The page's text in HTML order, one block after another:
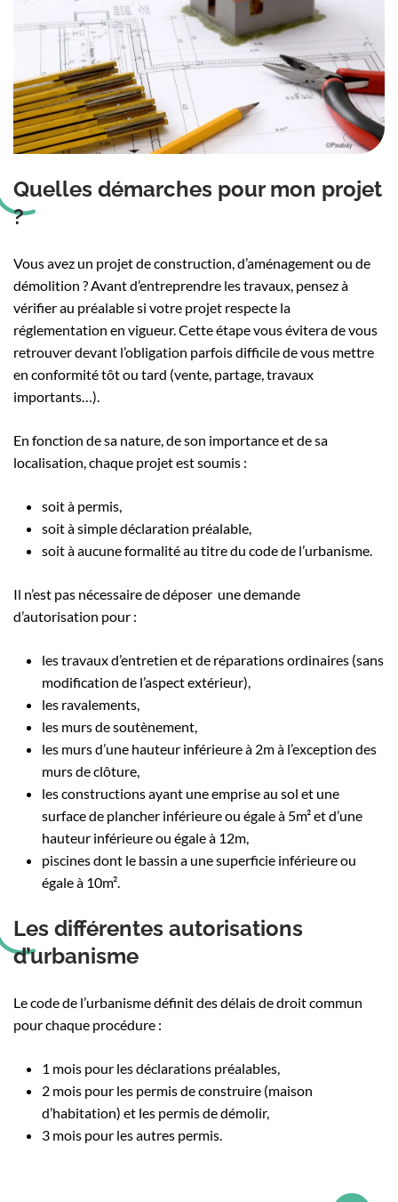
Quelles démarches pour mon projet
?
Vous avez un projet de construction, d’aménagement ou de
démolition ? Avant d’entreprendre les travaux, pensez à
vérifier au préalable si votre projet respecte la
réglementation en vigueur. Cette étape vous évitera de vous
retrouver devant l’obligation parfois difficile de vous mettre
en conformité tôt ou tard (vente, partage, travaux
importants…).
En fonction de sa nature, de son importance et de sa
localisation, chaque projet est soumis :
soit à permis,
soit à simple déclaration préalable,
soit à aucune formalité au titre du code de l’urbanisme.
Il n’est pas nécessaire de déposer une demande
d’autorisation pour :
les travaux d’entretien et de réparations ordinaires (sans
modification de l’aspect extérieur),
les ravalements,
les murs de soutènement,
les murs d’une hauteur inférieure à 2m à l’exception des
murs de clôture,
les constructions ayant une emprise au sol et une
surface de plancher inférieure ou égale à 5m² et d’une
hauteur inférieure ou égale à 12m,
piscines dont le bassin a une superficie inférieure ou
égale à 10m².
Les différentes autorisations
d’urbanisme
Le code de l’urbanisme définit des délais de droit commun
pour chaque procédure :
1 mois pour les déclarations préalables,
2 mois pour les permis de construire (maison
d’habitation) et les permis de démolir,
3 mois pour les autres permis.